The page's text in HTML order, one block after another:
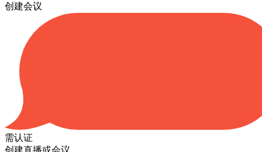
创建会议
需认证
创建直播或会议